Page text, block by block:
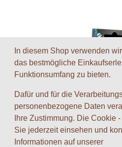
Android
In diesem Shop verwenden
das bestmögliche
Funktionsumfang zu bieten.
Dafür und für die
personenbezogene Daten
Ihre Zustimmung. Die Cookie
Sie jederzeit einsehen und
Informationen auf unserer